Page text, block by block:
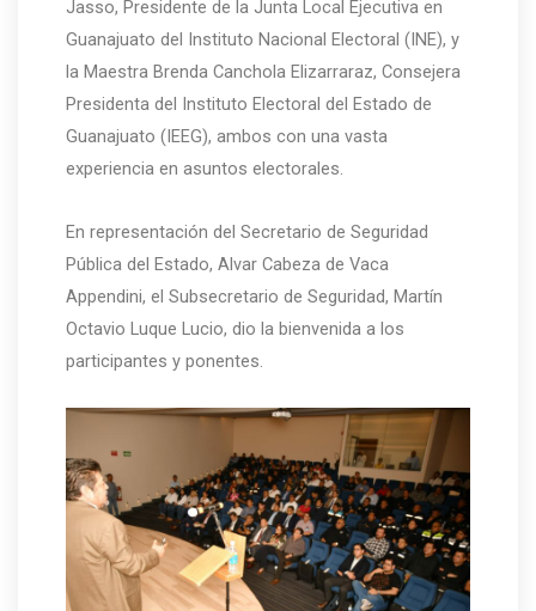
Jasso, Presidente de la Junta Local Ejecutiva en
Guanajuato del Instituto Nacional Electoral (INE), y
la Maestra Brenda Canchola Elizarraraz, Consejera
Presidenta del Instituto Electoral del Estado de
Guanajuato (IEEG), ambos con una vasta
experiencia en asuntos electorales.
En representación del Secretario de Seguridad
Pública del Estado, Alvar Cabeza de Vaca
Appendini, el Subsecretario de Seguridad, Martín
Octavio Luque Lucio, dio la bienvenida a los
participantes y ponentes.